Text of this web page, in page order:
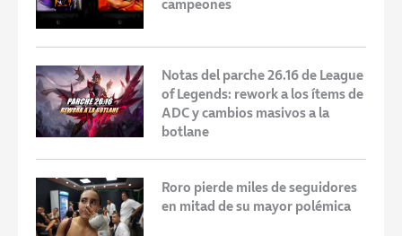
campeones
Notas del parche 26.16 de League
of Legends: rework a los ítems de
ADC y cambios masivos a la
botlane
Roro pierde miles de seguidores
en mitad de su mayor polémica